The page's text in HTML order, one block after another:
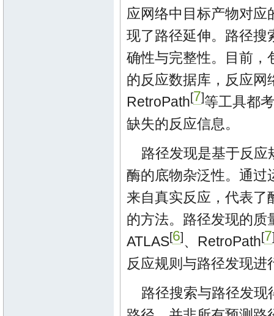
应网络中目标产物对应
现了路径延伸。路径搜
确性与完整性。目前，
的反应数据库，反应网
RetroPath[7]等工具都
缺失的反应信息。
路径发现是基于反
酶的底物杂泛性。通过
来自真实反应，代表了
的方法。路径发现的质
ATLAS[6]、RetroPath[7
反应规则与路径发现进
路径搜索与路径发